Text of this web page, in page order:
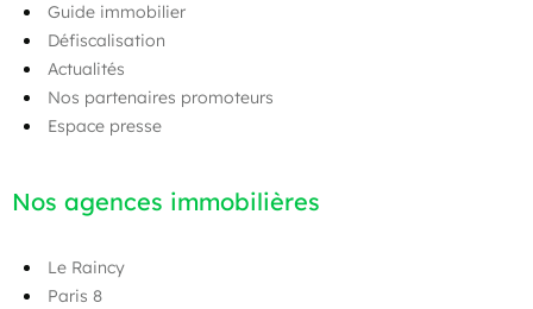
Guide immobilier
Défiscalisation
Actualités
Nos partenaires promoteurs
Espace presse
Nos agences immobilières
Le Raincy
Paris 8